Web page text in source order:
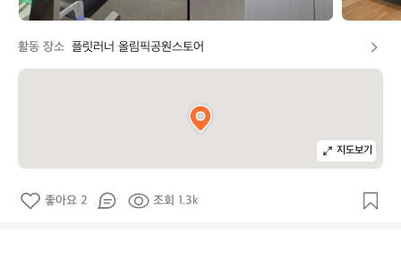
활동 장소 플릿러너 올림픽공원스토어
지도보기
좋아요 2 조회 1.3k